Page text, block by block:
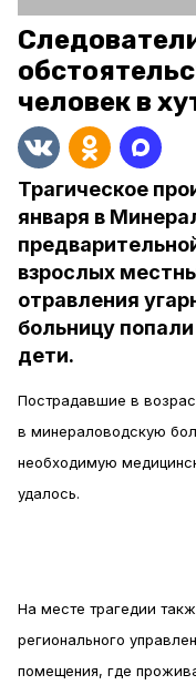
человек в
Трагическое
января в
взрослых
отравления
больницу
дети.
Пострадавшие в
в минераловодскую
необходимую
удалось.
На месте трагедии
регионального
помещения, где